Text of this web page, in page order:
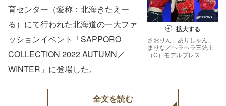
拡大する
さおりん、ありしゃん、
まりな／ヘラヘラ三銃士
（C）モデルプレス
育センター（愛称：北海きたえー
る）にて行われた北海道の一大ファ
ッションイベント「SAPPORO
COLLECTION 2022 AUTUMN／
WINTER」に登場した。
全文を読む